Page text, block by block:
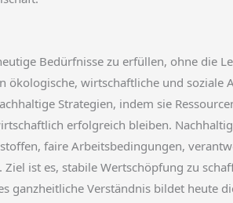
Bedürfnisse zu erfüllen, ohne die
ökologische, wirtschaftliche und soziale
Strategien, indem sie
erfolgreich bleiben.
faire Arbeitsbedingungen,
ist es, stabile Wertschöpfung zu
ganzheitliche Verständnis bildet heute